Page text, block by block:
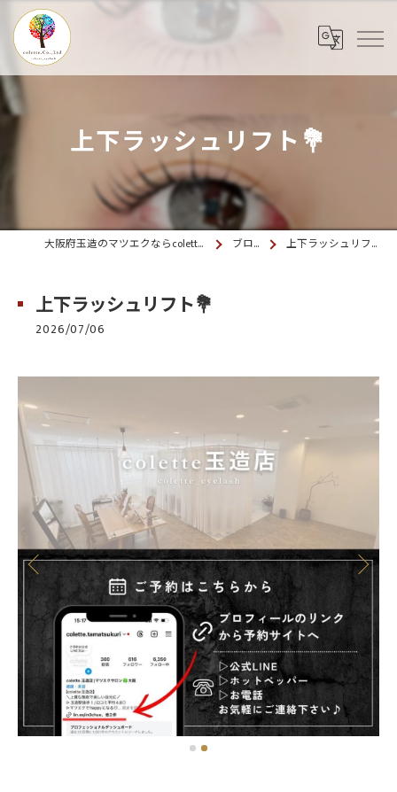
上下ラッシュリフト💐
大阪府玉造のマツエクならcolette. 玉造 ブログ 上下ラッシュリフト💐
上下ラッシュリフト💐
2026/07/06